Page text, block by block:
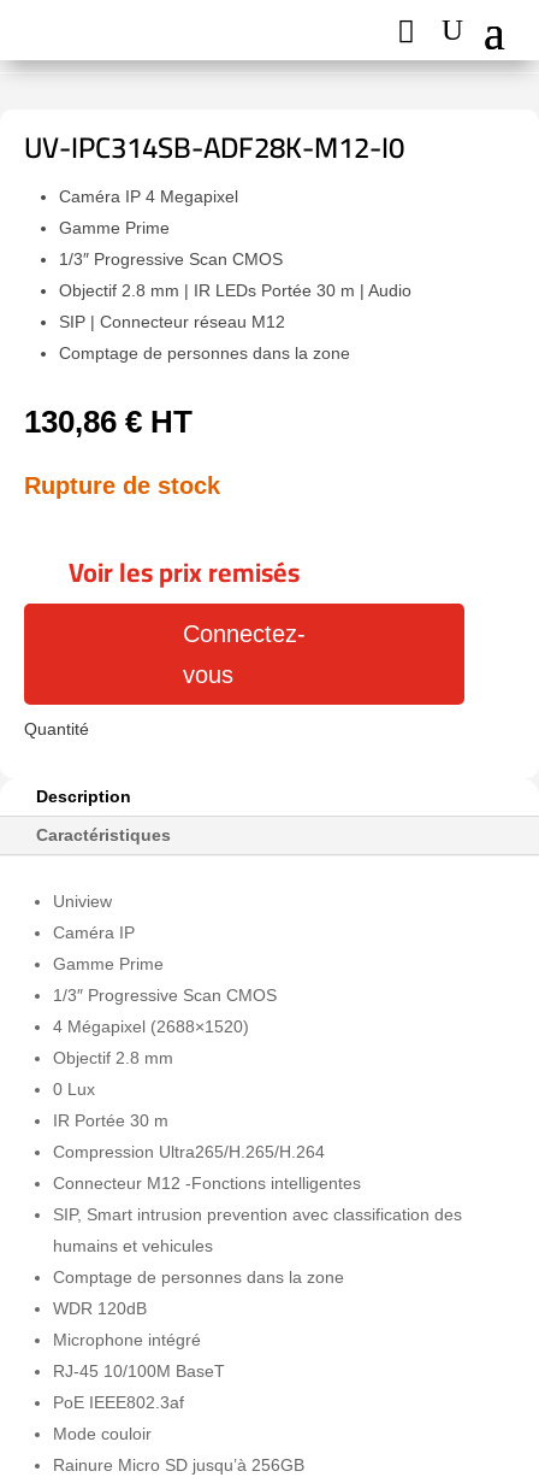
UV-IPC314SB-ADF28K-M12-I0
Caméra IP 4 Megapixel
Gamme Prime
1/3″ Progressive Scan CMOS
Objectif 2.8 mm | IR LEDs Portée 30 m | Audio
SIP | Connecteur réseau M12
Comptage de personnes dans la zone
130,86 € HT
Rupture de stock
Voir les prix remisés
Connectez-
vous
Description
Caractéristiques
Uniview
Caméra IP
Gamme Prime
1/3″ Progressive Scan CMOS
4 Mégapixel (2688×1520)
Objectif 2.8 mm
0 Lux
IR Portée 30 m
Compression Ultra265/H.265/H.264
Connecteur M12 -Fonctions intelligentes
SIP, Smart intrusion prevention avec classification des
humains et vehicules
Comptage de personnes dans la zone
WDR 120dB
Microphone intégré
RJ-45 10/100M BaseT
PoE IEEE802.3af
Mode couloir
Rainure Micro SD jusqu’à 256GB